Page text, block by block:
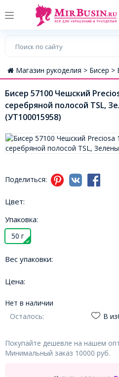
Магазин рукоделия > Бисер >
Бисер 57100 Чешский
серебряной полосой TSL,
(УТ100015958)
Поделиться:
Цвет:
Упаковка:
50 г
Вес упаковки:
Цена:
Нет в наличии
Осталось:
В
Покупайте дешевле на нашем
Минимальный заказ 10000 руб.